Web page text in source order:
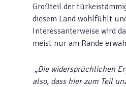
Großteil der
diesem Land wohlfühlt
Interessanterweise wird
meist nur am Rande
„Die widersprüchlichen
also, dass hier zum Teil